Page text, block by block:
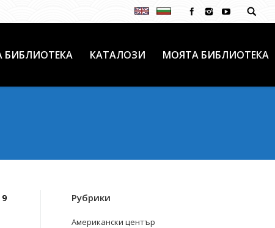
БИБЛИОТЕКА КАТАЛОЗИ МОЯТА БИБЛИОТЕКА
Рубрики
Американски център